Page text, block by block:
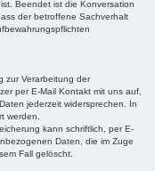
Beendet ist die Konversation
der betroffene Sachverhalt
zur Verarbeitung der
per E-Mail Kontakt mit uns auf,
jederzeit widersprechen. In
werden.
kann schriftlich, per E-
Daten, die im Zuge
Fall gelöscht.